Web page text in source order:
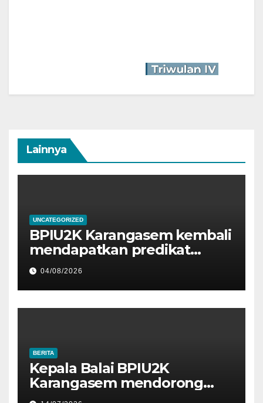
Lainnya
UNCATEGORIZED
BPIU2K Karangasem kembali
mendapatkan predikat
sangat baik, Satker dengan
nilai IKPA 100 pada Semester
I Tahun 2026 oleh KPPN
Amlapura
04/08/2026
BERITA
Kepala Balai BPIU2K
Karangasem mendorong
seluruh pegawainya untuk